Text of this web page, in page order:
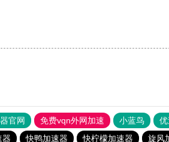
官网 免费vqn外网加速 小蓝鸟
器 快鸭加速器 快柠檬加速器 旋风